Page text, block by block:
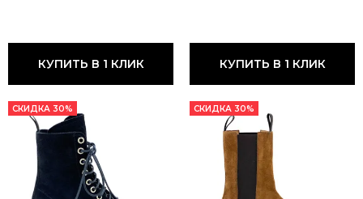
КУПИТЬ В 1 КЛИК КУПИТЬ В 1 КЛИК
СКИДКА 30% СКИДКА 30%